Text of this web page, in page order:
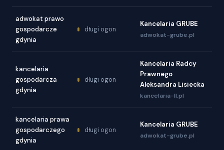
adwokat prawo
gospodarcze
gdynia
długi ogon
Kancelaria GRUBE
adwokat-grube.pl
kancelaria
gospodarcza
gdynia
długi ogon
Kancelaria Radcy
Prawnego
Aleksandra Lisiecka
kancelaria-ll.pl
kancelaria prawa
gospodarczego
gdynia
długi ogon
Kancelaria GRUBE
adwokat-grube.pl